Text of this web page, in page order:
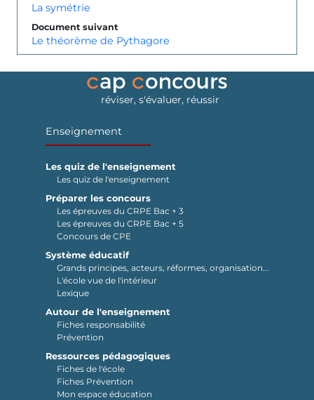
La symétrie
Document suivant
Le théorème de Pythagore
réviser, s'évaluer, réussir
Enseignement
Les quiz de l'enseignement
Les quiz de l'enseignement
Préparer les concours
Les épreuves du CRPE Bac + 3
Les épreuves du CRPE Bac + 5
Concours de CPE
Système éducatif
Grands principes, acteurs, réformes, organisation...
L'école vue de l'intérieur
Lexique
Autour de l'enseignement
Fiches responsabilité
Prévention
Ressources pédagogiques
Fiches de l'école
Fiches Prévention
Mon espace éducation